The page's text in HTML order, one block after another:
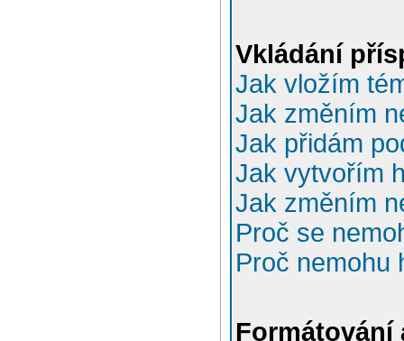
Vkládání
Jak vložím
Jak změním
Jak přidám
Jak vytvořím
Jak změním
Proč se
Proč nemohu
Formátování